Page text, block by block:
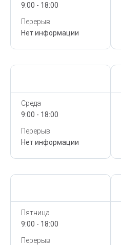
9:00 - 18:00
Перерыв
Нет информации
Среда
9:00 - 18:00
Перерыв
Нет информации
Пятница
9:00 - 18:00
Перерыв